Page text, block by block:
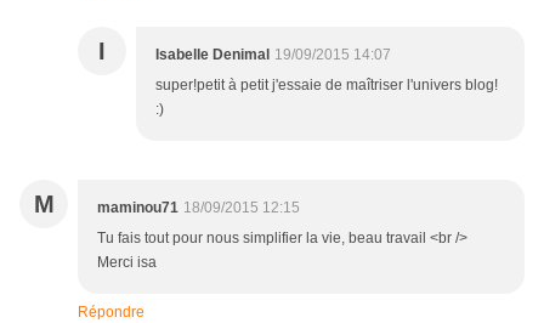
I Isabelle Denimal 19/09/2015 14:07
super!petit à petit j'essaie de maîtriser l'univers blog!
:)
M maminou71 18/09/2015 12:15
Tu fais tout pour nous simplifier la vie, beau travail <br />
Merci isa
Répondre